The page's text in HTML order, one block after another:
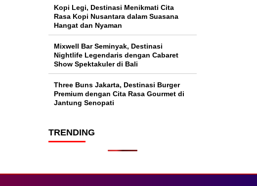
Kopi Legi, Destinasi Menikmati Cita
Rasa Kopi Nusantara dalam Suasana
Hangat dan Nyaman
Mixwell Bar Seminyak, Destinasi
Nightlife Legendaris dengan Cabaret
Show Spektakuler di Bali
Three Buns Jakarta, Destinasi Burger
Premium dengan Cita Rasa Gourmet di
Jantung Senopati
TRENDING